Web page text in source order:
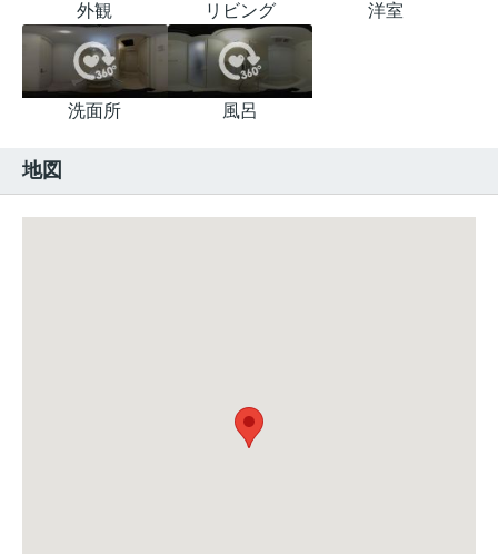
外観 リビング 洋室
洗面所 風呂
地図